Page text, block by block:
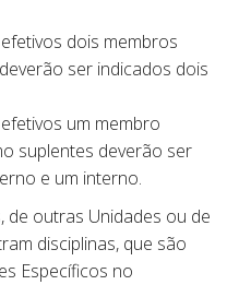
dois membros
ser indicados dois
um membro
suplentes deverão ser
e um interno.
outras Unidades ou de
disciplinas, que são
Específicos no